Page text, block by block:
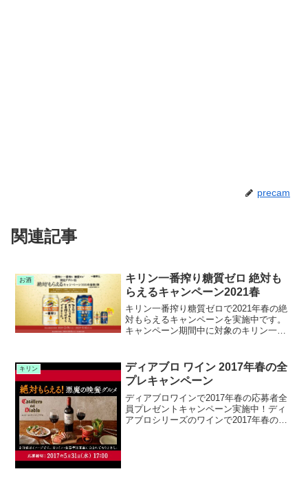
precam
関連記事
お酒
キリン一番搾り糖質ゼロ 絶対も
らえるキャンペーン2021春
キリン一番搾り糖質ゼロで2021年春の絶
対もらえるキャンペーンを実施中です。
キャンペーン期間中に対象のキリン一番
ルビアグラスが絶対もらえます。
キリン
ディアブロ ワイン 2017年春の全
プレキャンペーン
ディアブロワインで2017年春の応募者全
員プレゼントキャンペーン実施中！ディ
アブロシリーズのワインで2017年春の応